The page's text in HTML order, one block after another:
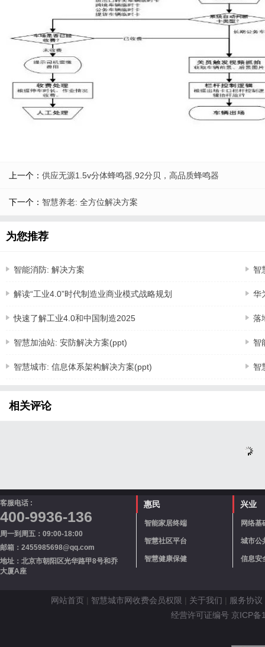
上一个： 供应无源1.5v分体蜂鸣器,92分贝，高品质蜂鸣器
下一个： 智慧养老: 全方位解决方案
为您推荐
智能消防: 解决方案 智
解读“工业4.0”时代制造业商业模式战略规划 华
快速了解工业4.0和中国制造2025 落
智慧加油站: 安防解决方案(ppt) 智
智慧城市: 信息体系架构解决方案(ppt) 智
相关评论
客服电话 :
400-9936-136
周一到周五：09:00-18:00
邮箱：2455985698@qq.com
地址：北京市朝阳区光华路甲8号和乔
大厦A座
惠民
智能家居终端
智慧社区平台
智慧健康保健
兴业
网络基
城市公
信息安
网站首页 | 智慧城市网收费会员权限 | 关于我们 | 服务协议
经营许可证编号 京ICP